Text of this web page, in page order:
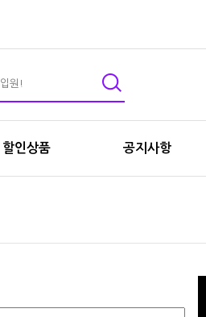
할인상품 공지사항